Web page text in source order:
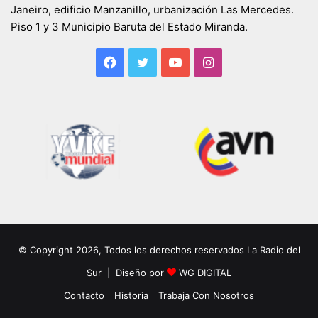
Janeiro, edificio Manzanillo, urbanización Las Mercedes.
Piso 1 y 3 Municipio Baruta del Estado Miranda.
Facebook
TwitterYouTubeInstagram
© Copyright 2026, Todos los derechos reservados La Radio del
Sur | Diseño por
WG DIGITAL
Contacto
Historia Trabaja Con Nosotros